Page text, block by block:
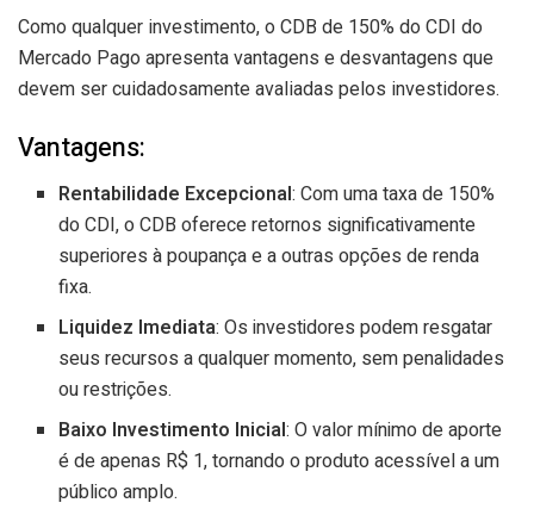
Como qualquer investimento, o CDB de 150% do CDI do
Mercado Pago apresenta vantagens e desvantagens que
devem ser cuidadosamente avaliadas pelos investidores.
Vantagens:
Rentabilidade Excepcional: Com uma taxa de 150%
do CDI, o CDB oferece retornos significativamente
superiores à poupança e a outras opções de renda
fixa.
Liquidez Imediata: Os investidores podem resgatar
seus recursos a qualquer momento, sem penalidades
ou restrições.
Baixo Investimento Inicial: O valor mínimo de aporte
é de apenas R$ 1, tornando o produto acessível a um
público amplo.